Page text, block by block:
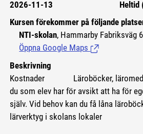
2026-11-13
Heltid
Kursen förekommer på följande
NTI-skolan, Hammarby Fabriksväg
Öppna Google Maps (Länk till extern
Beskrivning
Kostnader Läroböcker,
du som elev har för avsikt att ha för
själv. Vid behov kan du få låna
lärverktyg i skolans lokaler